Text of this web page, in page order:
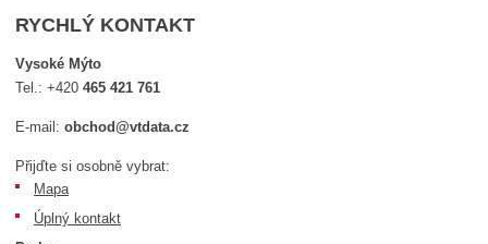
RYCHLÝ KONTAKT
Vysoké Mýto
Tel.:+420465 421 761
E-mail:obchod@vtdata.cz
Přijďte si osobně vybrat:
Mapa
Úplný kontakt